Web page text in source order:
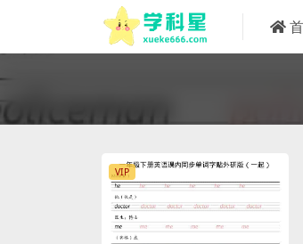
VIP